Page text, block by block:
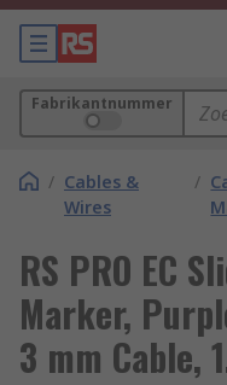
Fabrikantnummer
/ Cables &
Wires
/
RS PRO EC
Marker,
3 mm Cable,